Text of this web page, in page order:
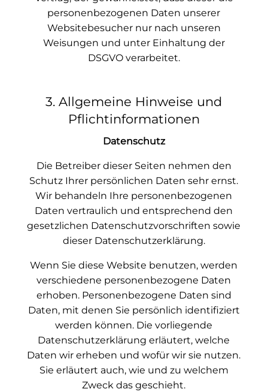
personenbezogenen Daten unserer
Websitebesucher nur nach unseren
Weisungen und unter Einhaltung der
DSGVO verarbeitet.
3. Allgemeine Hinweise und
Pflicht­informationen
Datenschutz
Die Betreiber dieser Seiten nehmen den
Schutz Ihrer persönlichen Daten sehr ernst.
Wir behandeln Ihre personenbezogenen
Daten vertraulich und entsprechend den
gesetzlichen Datenschutzvorschriften sowie
dieser Datenschutzerklärung.
Wenn Sie diese Website benutzen, werden
verschiedene personenbezogene Daten
erhoben. Personenbezogene Daten sind
Daten, mit denen Sie persönlich identifiziert
werden können. Die vorliegende
Datenschutzerklärung erläutert, welche
Daten wir erheben und wofür wir sie nutzen.
Sie erläutert auch, wie und zu welchem
Zweck das geschieht.